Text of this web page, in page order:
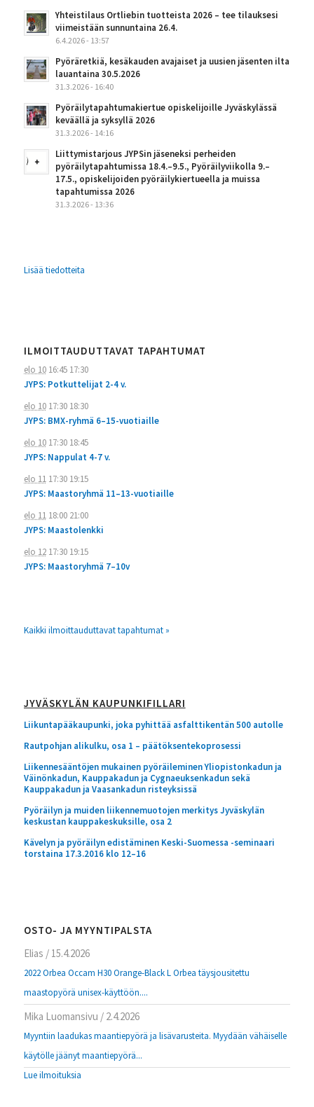
Yhteistilaus Ortliebin tuotteista 2026 – tee tilauksesi
viimeistään sunnuntaina 26.4.
6.4.2026 - 13:57
Pyöräretkiä, kesäkauden avajaiset ja uusien jäsenten ilta
lauantaina 30.5.2026
31.3.2026 - 16:40
Pyöräilytapahtumakiertue opiskelijoille Jyväskylässä
keväällä ja syksyllä 2026
31.3.2026 - 14:16
Liittymistarjous JYPSin jäseneksi perheiden
pyöräilytapahtumissa 18.4.–9.5., Pyöräilyviikolla 9.–
17.5., opiskelijoiden pyöräilykiertueella ja muissa
tapahtumissa 2026
31.3.2026 - 13:36
Lisää tiedotteita
ILMOITTAUDUTTAVAT TAPAHTUMAT
elo 1016:45 17:30
JYPS: Potkuttelijat 2-4 v.
elo 1017:30 18:30
JYPS: BMX-ryhmä 6–15-vuotiaille
elo 1017:30 18:45
JYPS: Nappulat 4-7 v.
elo 1117:30 19:15
JYPS: Maastoryhmä 11–13-vuotiaille
elo 1118:00 21:00
JYPS: Maastolenkki
elo 1217:30 19:15
JYPS: Maastoryhmä 7–10v
Kaikki ilmoittauduttavat tapahtumat »
JYVÄSKYLÄN KAUPUNKIFILLARI
Liikuntapääkaupunki, joka pyhittää asfalttikentän 500 autolle
Rautpohjan alikulku, osa 1 – päätöksentekoprosessi
Liikennesääntöjen mukainen pyöräileminen Yliopistonkadun ja
Väinönkadun, Kauppakadun ja Cygnaeuksenkadun sekä
Kauppakadun ja Vaasankadun risteyksissä
Pyöräilyn ja muiden liikennemuotojen merkitys Jyväskylän
keskustan kauppakeskuksille, osa 2
Kävelyn ja pyöräilyn edistäminen Keski-Suomessa -seminaari
torstaina 17.3.2016 klo 12–16
OSTO- JA MYYNTIPALSTA
Elias / 15.4.2026
2022 Orbea Occam H30 Orange-Black L Orbea täysjousitettu
maastopyörä unisex-käyttöön....
Mika Luomansivu / 2.4.2026
Myyntiin laadukas maantiepyörä ja lisävarusteita. Myydään vähäiselle
käytölle jäänyt maantiepyörä...
Lue ilmoituksia